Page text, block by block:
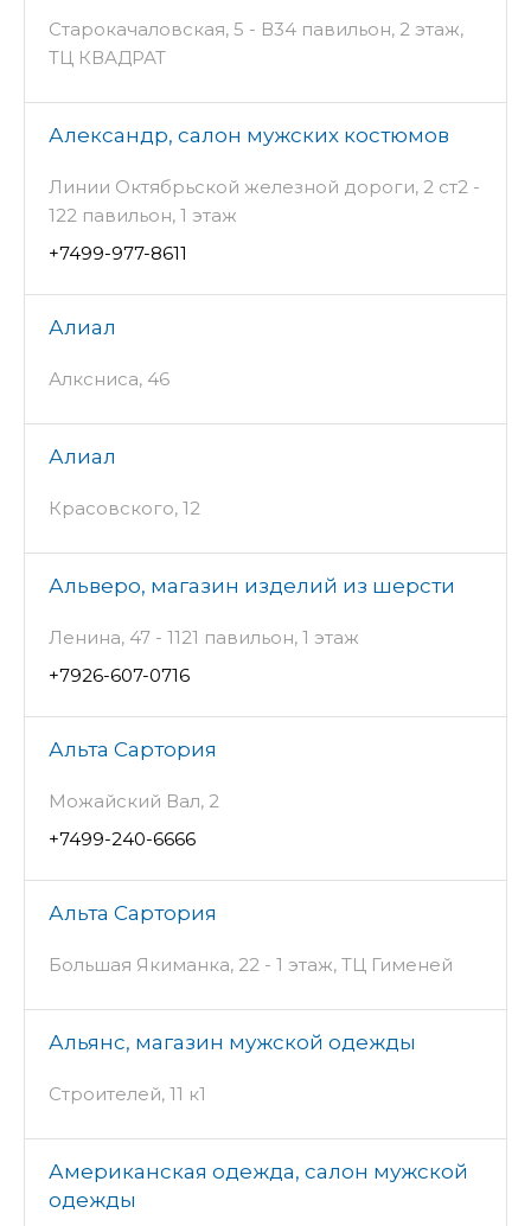
Старокачаловская, 5 - В34 павильон, 2 этаж,
ТЦ КВАДРАТ
Александр, салон мужских костюмов
Линии Октябрьской железной дороги, 2 ст2 -
122 павильон, 1 этаж
+7499-977-8611
Алиал
Алксниса, 46
Алиал
Красовского, 12
Альверо, магазин изделий из шерсти
Ленина, 47 - 1121 павильон, 1 этаж
+7926-607-0716
Альта Сартория
Можайский Вал, 2
+7499-240-6666
Альта Сартория
Большая Якиманка, 22 - 1 этаж, ТЦ Гименей
Альянс, магазин мужской одежды
Строителей, 11 к1
Американская одежда, салон мужской
одежды